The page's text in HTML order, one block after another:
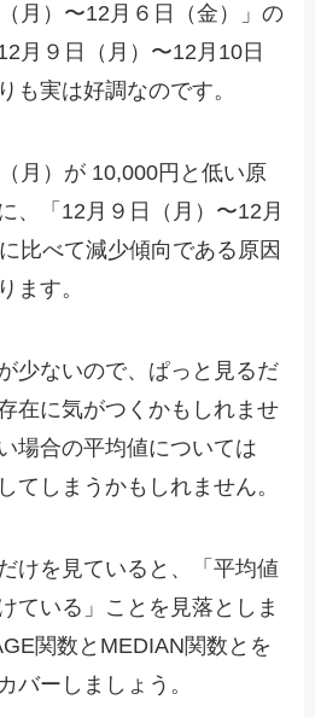
月）〜12月６日（金）」の
月９日（月）〜12月10日
も実は好調なのです。
月）が 10,000円と低い原
、「12月９日（月）〜12月
比べて減少傾向である原因
ます。
少ないので、ぱっと見るだ
在に気がつくかもしれませ
場合の平均値については
てしまうかもしれません。
けを見ていると、「平均値
ている」ことを見落としま
関数とMEDIAN関数とを
バーしましょう。